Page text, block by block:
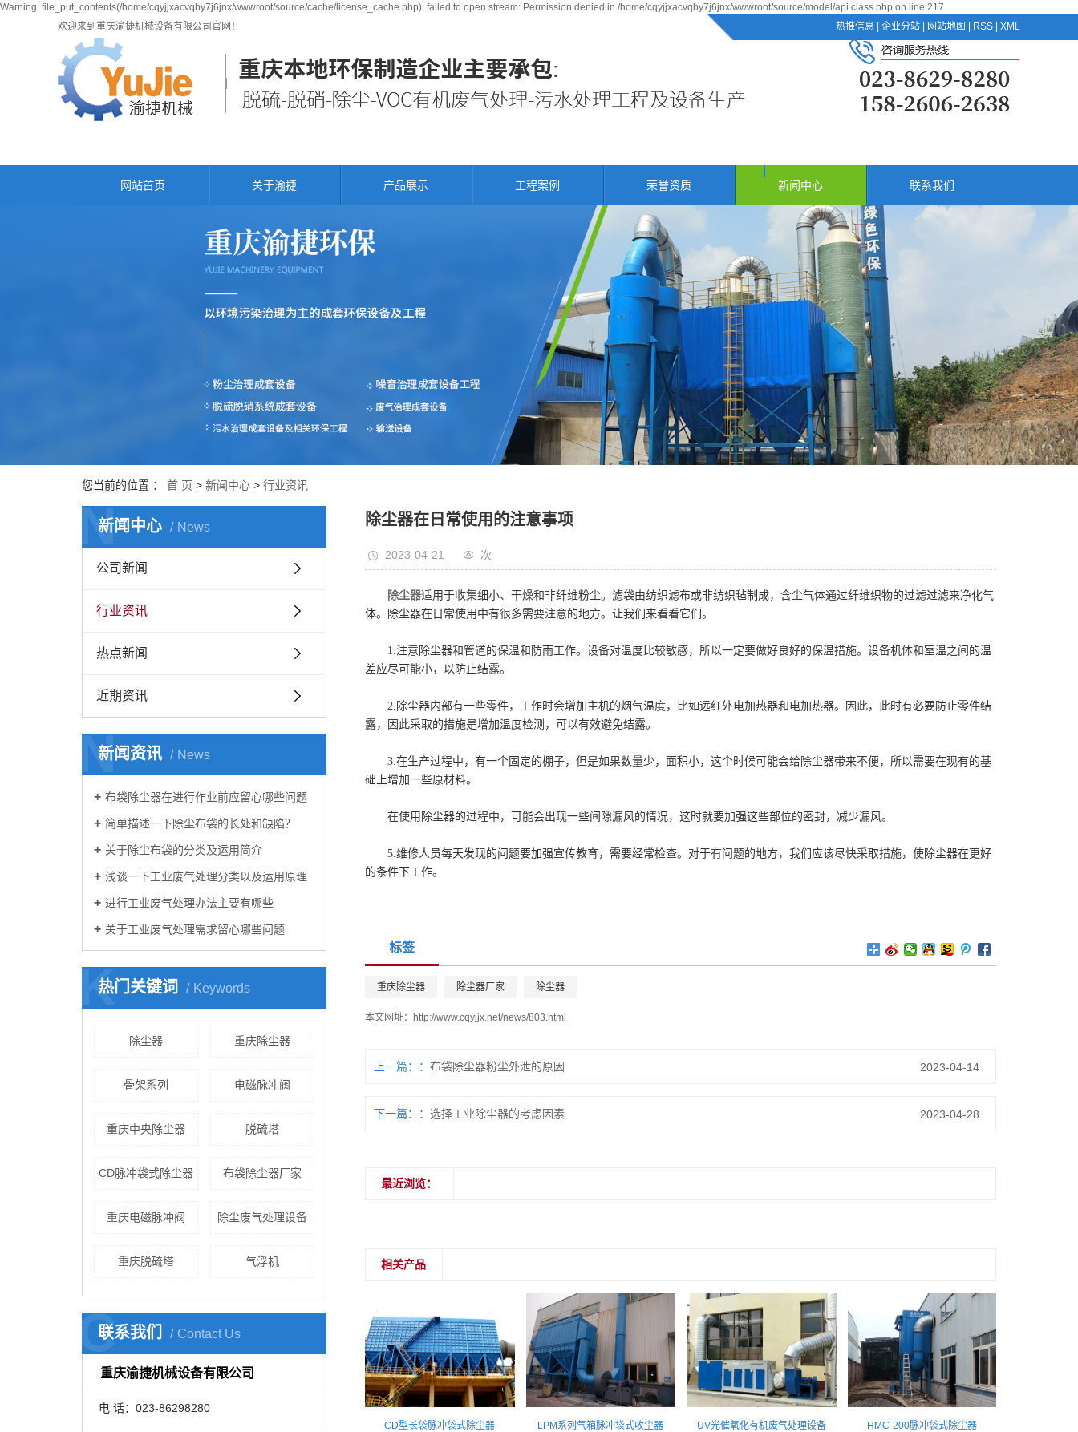
Warning: file_put_contents(/home/cqyjjxacvqby7j6jnx/wwwroot/source/cache/license_cache.php): failed to open stream: Permission denied in /home/cqyjjxacvqby7j6jnx/wwwroot/source/model/api.class.php on line 217
欢迎来到重庆渝捷机械设备有限公司官网！
热推信息 企业分站 网站地图 RSS XML
网站首页 关于渝捷 产品展示 工程案例 荣誉资质 新闻中心 联系我们
您当前的位置 ： 首 页 > 新闻中心 > 行业资讯
新闻中心 News
N
公司新闻
行业资讯
热点新闻
近期资讯
新闻资讯 News
N
布袋除尘器在进行作业前应留心哪些问题
简单描述一下除尘布袋的长处和缺陷？
关于除尘布袋的分类及运用简介
浅谈一下工业废气处理分类以及运用原理
进行工业废气处理办法主要有哪些
关于工业废气处理需求留心哪些问题
热门关键词 Keywords
K
除尘器 重庆除尘器
骨架系列 电磁脉冲阀
重庆中央除尘器 脱硫塔
CD脉冲袋式除尘器 布袋除尘器厂家
重庆电磁脉冲阀 除尘废气处理设备
重庆脱硫塔 气浮机
联系我们 Contact Us
C
重庆渝捷机械设备有限公司
电 话：023-86298280
除尘器在日常使用的注意事项
2023-04-21 次
除尘器适用于收集细小、干燥和非纤维粉尘。滤袋由纺织滤布或非纺织毡制成，含尘气体通过纤维织物的过滤过滤来净化气
体。除尘器在日常使用中有很多需要注意的地方。让我们来看看它们。
1.注意除尘器和管道的保温和防雨工作。设备对温度比较敏感，所以一定要做好良好的保温措施。设备机体和室温之间的温
差应尽可能小，以防止结露。
2.除尘器内部有一些零件，工作时会增加主机的烟气温度，比如远红外电加热器和电加热器。因此，此时有必要防止零件结
露，因此采取的措施是增加温度检测，可以有效避免结露。
3.在生产过程中，有一个固定的棚子，但是如果数量少，面积小，这个时候可能会给除尘器带来不便，所以需要在现有的基
础上增加一些原材料。
在使用除尘器的过程中，可能会出现一些间隙漏风的情况，这时就要加强这些部位的密封，减少漏风。
5.维修人员每天发现的问题要加强宣传教育，需要经常检查。对于有问题的地方，我们应该尽快采取措施，使除尘器在更好
的条件下工作。
标签
重庆除尘器 除尘器厂家 除尘器
本文网址： http://www.cqyjjx.net/news/803.html
上一篇： 布袋除尘器粉尘外泄的原因 2023-04-14
下一篇： 选择工业除尘器的考虑因素 2023-04-28
最近浏览：
相关产品
CD型长袋脉冲袋式除尘器 LPM系列气箱脉冲袋式收尘器 UV光催氧化有机废气处理设备 HMC-200脉冲袋式除尘器